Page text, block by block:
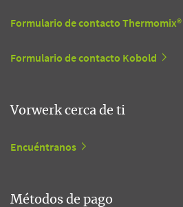
Formulario de contacto Thermomix®
Formulario de contacto Kobold
Vorwerk cerca de ti
Encuéntranos
Métodos de pago